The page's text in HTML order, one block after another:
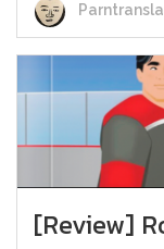
[Review]